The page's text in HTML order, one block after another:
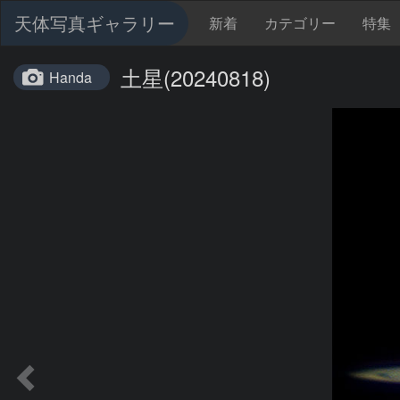
天体写真ギャラリー 新着 カテゴリー 特集
Handa 土星(20240818)